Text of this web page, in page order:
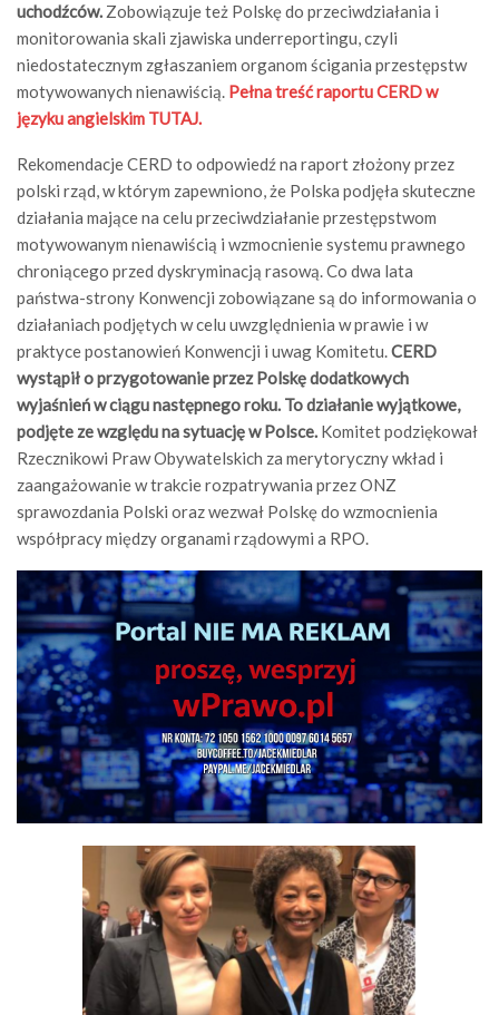
uchodźców. Zobowiązuje też Polskę do przeciwdziałania i
monitorowania skali zjawiska underreportingu, czyli
niedostatecznym zgłaszaniem organom ścigania przestępstw
motywowanych nienawiścią. Pełna treść raportu CERD w
języku angielskim TUTAJ.
Rekomendacje CERD to odpowiedź na raport złożony przez
polski rząd, w którym zapewniono, że Polska podjęła skuteczne
działania mające na celu przeciwdziałanie przestępstwom
motywowanym nienawiścią i wzmocnienie systemu prawnego
chroniącego przed dyskryminacją rasową. Co dwa lata
państwa-strony Konwencji zobowiązane są do informowania o
działaniach podjętych w celu uwzględnienia w prawie i w
praktyce postanowień Konwencji i uwag Komitetu.CERD
wystąpił o przygotowanie przez Polskę dodatkowych
wyjaśnień w ciągu następnego roku. To działanie wyjątkowe,
podjęte ze względu na sytuację w Polsce. Komitet podziękował
Rzecznikowi Praw Obywatelskich za merytoryczny wkład i
zaangażowanie w trakcie rozpatrywania przez ONZ
sprawozdania Polski oraz wezwał Polskę do wzmocnienia
współpracy między organami rządowymi a RPO.